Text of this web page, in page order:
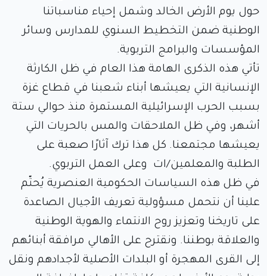
حول يوم الأرض الخالد وشمل إحياء مناسباتنا
الوطنية ضمن التخطيط السنوي للمدارس وسائر
المؤسسات والبرامج التربوية.
تأتي هذه الذكرى الهامة هذا العام في ظل الكارثة
الإنسانية التي يعيشها أبناء شعبنا في قطاع غزة
بسبب الحرب الإسرائيلية المستمرة منذ حوالي ستة
أشهر، وفي ظل الملاحقات والمس بالحريات التي
يعيشها مجتمعنا. كل هذا ترك آثارًا صعبة على
الطلبة والمعلمين/ات وعلى العمل التربوي.
في ظل هذه السياسات الحكومية العنصرية يُحتّم
علينا أن نتحمل مسؤولية تعريف الأجيال الصاعدة
على تاريخنا وتعزيز روح الانتماء والهوية الوطنية
والعلاقة بوطننا. ونقترح على الأهالي مرافقة أبنائهم
إلى القرى المهجرة أو البلدات الأصلية لأجدادهم ونقل